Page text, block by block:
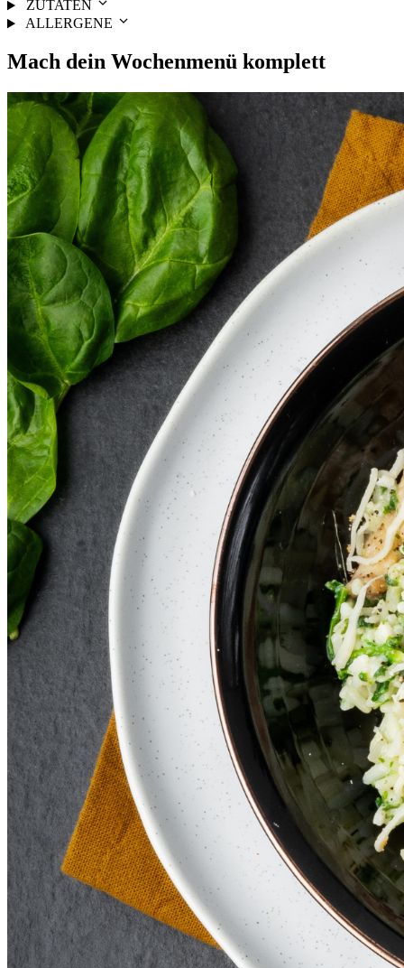
ZUTATEN
ALLERGENE
Mach dein Wochenmenü komplett